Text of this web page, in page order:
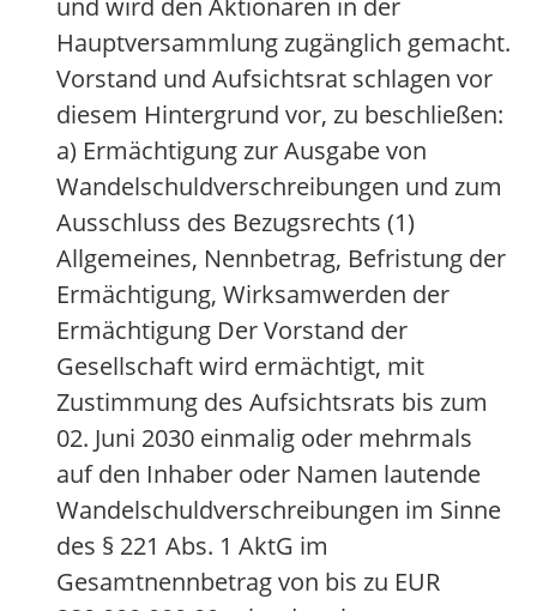
und wird den Aktionären in der
Hauptversammlung zugänglich gemacht.
Vorstand und Aufsichtsrat schlagen vor
diesem Hintergrund vor, zu beschließen:
a) Ermächtigung zur Ausgabe von
Wandelschuldverschreibungen und zum
Ausschluss des Bezugsrechts (1)
Allgemeines, Nennbetrag, Befristung der
Ermächtigung, Wirksamwerden der
Ermächtigung Der Vorstand der
Gesellschaft wird ermächtigt, mit
Zustimmung des Aufsichtsrats bis zum
02. Juni 2030 einmalig oder mehrmals
auf den Inhaber oder Namen lautende
Wandelschuldverschreibungen im Sinne
des § 221 Abs. 1 AktG im
Gesamtnennbetrag von bis zu EUR